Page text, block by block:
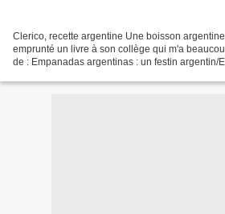
Clerico, recette argentine Une boisson
emprunté un livre à son collège qui m'a
de : Empanadas argentinas : un festin argentin/